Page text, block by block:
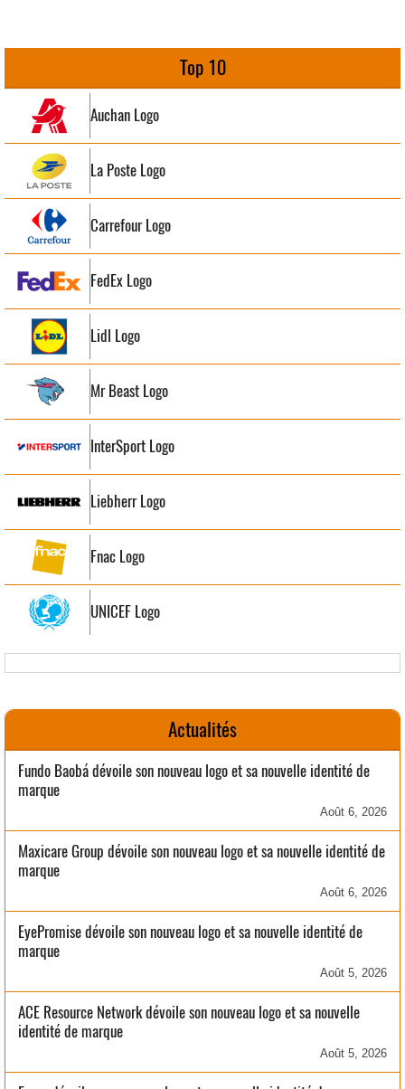
Top 10
Auchan Logo
La Poste Logo
Carrefour Logo
FedEx Logo
Lidl Logo
Mr Beast Logo
InterSport Logo
Liebherr Logo
Fnac Logo
UNICEF Logo
Actualités
Fundo Baobá dévoile son nouveau logo et sa nouvelle identité de
marque
Août 6, 2026
Maxicare Group dévoile son nouveau logo et sa nouvelle identité de
marque
Août 6, 2026
EyePromise dévoile son nouveau logo et sa nouvelle identité de
marque
Août 5, 2026
ACE Resource Network dévoile son nouveau logo et sa nouvelle
identité de marque
Août 5, 2026